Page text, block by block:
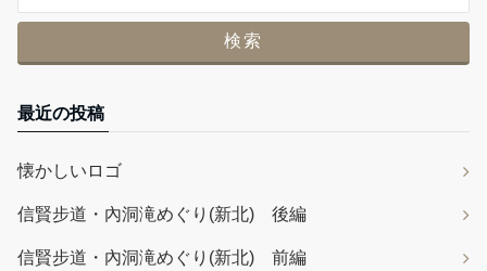
最近の投稿
懐かしいロゴ
信賢步道・內洞滝めぐり(新北) 後編
信賢步道・內洞滝めぐり(新北) 前編